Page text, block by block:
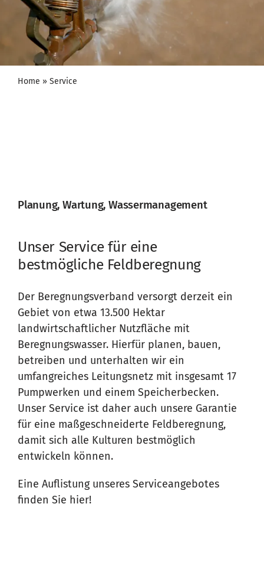
Home » Service
Planung, Wartung, Wassermanagement
Unser Service für eine
bestmögliche Feldberegnung
Der Beregnungsverband versorgt derzeit ein
Gebiet von etwa 13.500 Hektar
landwirtschaftlicher Nutzfläche mit
Beregnungswasser. Hierfür planen, bauen,
betreiben und unterhalten wir ein
umfangreiches Leitungsnetz mit insgesamt 17
Pumpwerken und einem Speicherbecken.
Unser Service ist daher auch unsere Garantie
für eine maßgeschneiderte Feldberegnung,
damit sich alle Kulturen bestmöglich
entwickeln können.
Eine Auflistung unseres Serviceangebotes
finden Sie hier!